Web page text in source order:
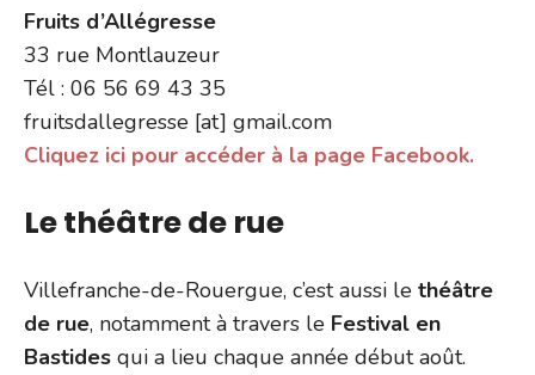
Fruits d’Allégresse
33 rue Montlauzeur
Tél : 06 56 69 43 35
fruitsdallegresse [at] gmail.com
Cliquez ici pour accéder à la page Facebook.
Le théâtre de rue
Villefranche-de-Rouergue, c’est aussi le théâtre
de rue, notamment à travers le Festival en
Bastides qui a lieu chaque année début août.